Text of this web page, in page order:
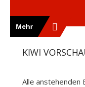
Mehr
KIWI
Alle anstehenden